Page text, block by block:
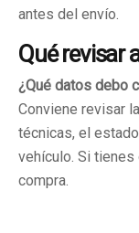
antes del envío.
Qué revisar
¿Qué datos debo
Conviene revisar
técnicas, el
vehículo. Si tienes
compra.